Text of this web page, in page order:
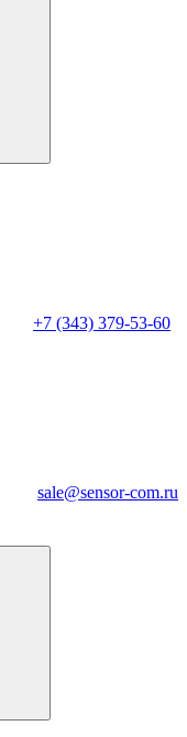
+7 (343) 379-53-60
sale@sensor-com.ru